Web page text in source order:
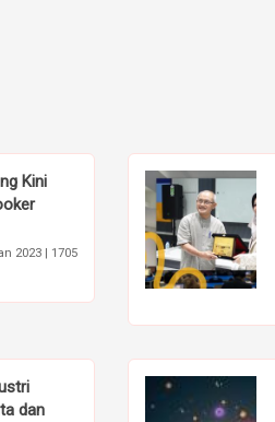
Kini
2023 | 1705
dan